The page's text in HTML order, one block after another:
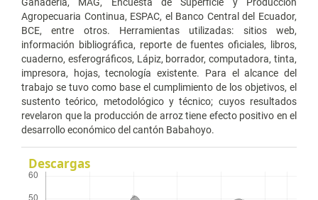
Agropecuaria Continua, ESPAC, el Banco Central del Ecuador,
BCE, entre otros. Herramientas utilizadas: sitios web,
información bibliográfica, reporte de fuentes oficiales, libros,
cuaderno, esferográficos, Lápiz, borrador, computadora, tinta,
impresora, hojas, tecnología existente. Para el alcance del
trabajo se tuvo como base el cumplimiento de los objetivos, el
sustento teórico, metodológico y técnico; cuyos resultados
revelaron que la producción de arroz tiene efecto positivo en el
desarrollo económico del cantón Babahoyo.
Descargas